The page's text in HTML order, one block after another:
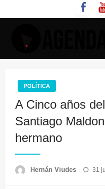
al
POLÍTICA
A Cinco años
Santiago
hermano
Hernán Viudes 31